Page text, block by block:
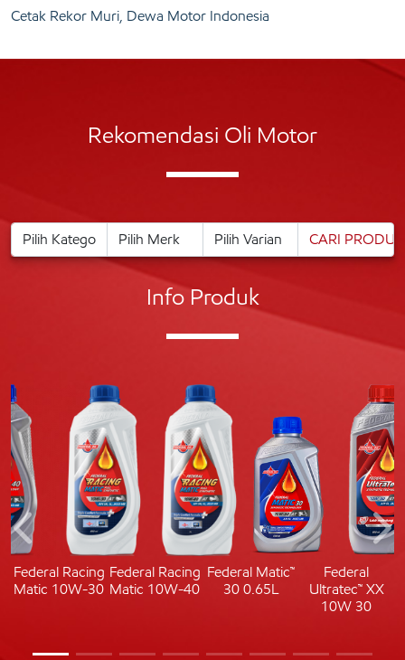
Cetak Rekor Muri, Dewa Motor Indonesia
Rekomendasi Oli Motor
Info Produk
Federal Racing
Matic 10W-30
Federal Racing
Matic 10W-40
Federal Matic™
30 0.65L
Federal
Ultratec™ XX
10W 30